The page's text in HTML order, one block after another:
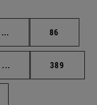
... Páginas intermedias
Página
86
... Páginas intermedias
Página
389